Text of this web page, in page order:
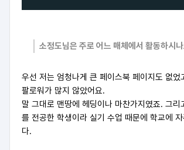
소정도님은 주로 어느 매체에서 활동하시
우선 저는 엄청나게 큰 페이스북 페이지도 없었
팔로워가 많지 않았어요.
말 그대로 맨땅에 헤딩이나 마찬가지였죠. 그리
를 전공한 학생이라 실기 수업 때문에 학교에
다.